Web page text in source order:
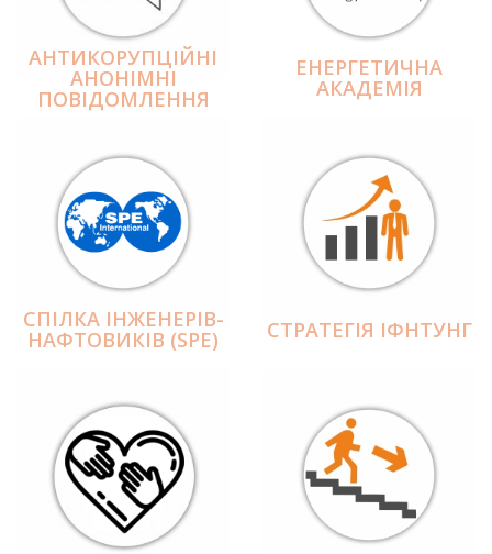
АНТИКОРУПЦІЙНІ
АНОНІМНІ
ПОВІДОМЛЕННЯ
ЕНЕРГЕТИЧНА
АКАДЕМІЯ
СПІЛКА ІНЖЕНЕРІВ-
НАФТОВИКІВ (SPE) СТРАТЕГІЯ ІФНТУНГ